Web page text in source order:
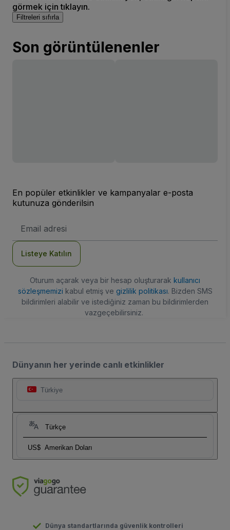
görmek için tıklayın.
Filtreleri sıfırla
Son görüntülenenler
En popüler etkinlikler ve kampanyalar e-posta
kutunuza gönderilsin
posta
Listeye Katılın
Oturum açarak veya bir hesap oluşturarak kullanıcı
sözleşmemizi kabul etmiş ve gizlilik politikası. Bizden SMS
bildirimleri alabilir ve istediğiniz zaman bu bildirimlerden
vazgeçebilirsiniz.
Dünyanın her yerinde canlı etkinlikler
Türkiye
Türkçe
US$ Amerikan Doları
Dünya standartlarında güvenlik kontrolleri